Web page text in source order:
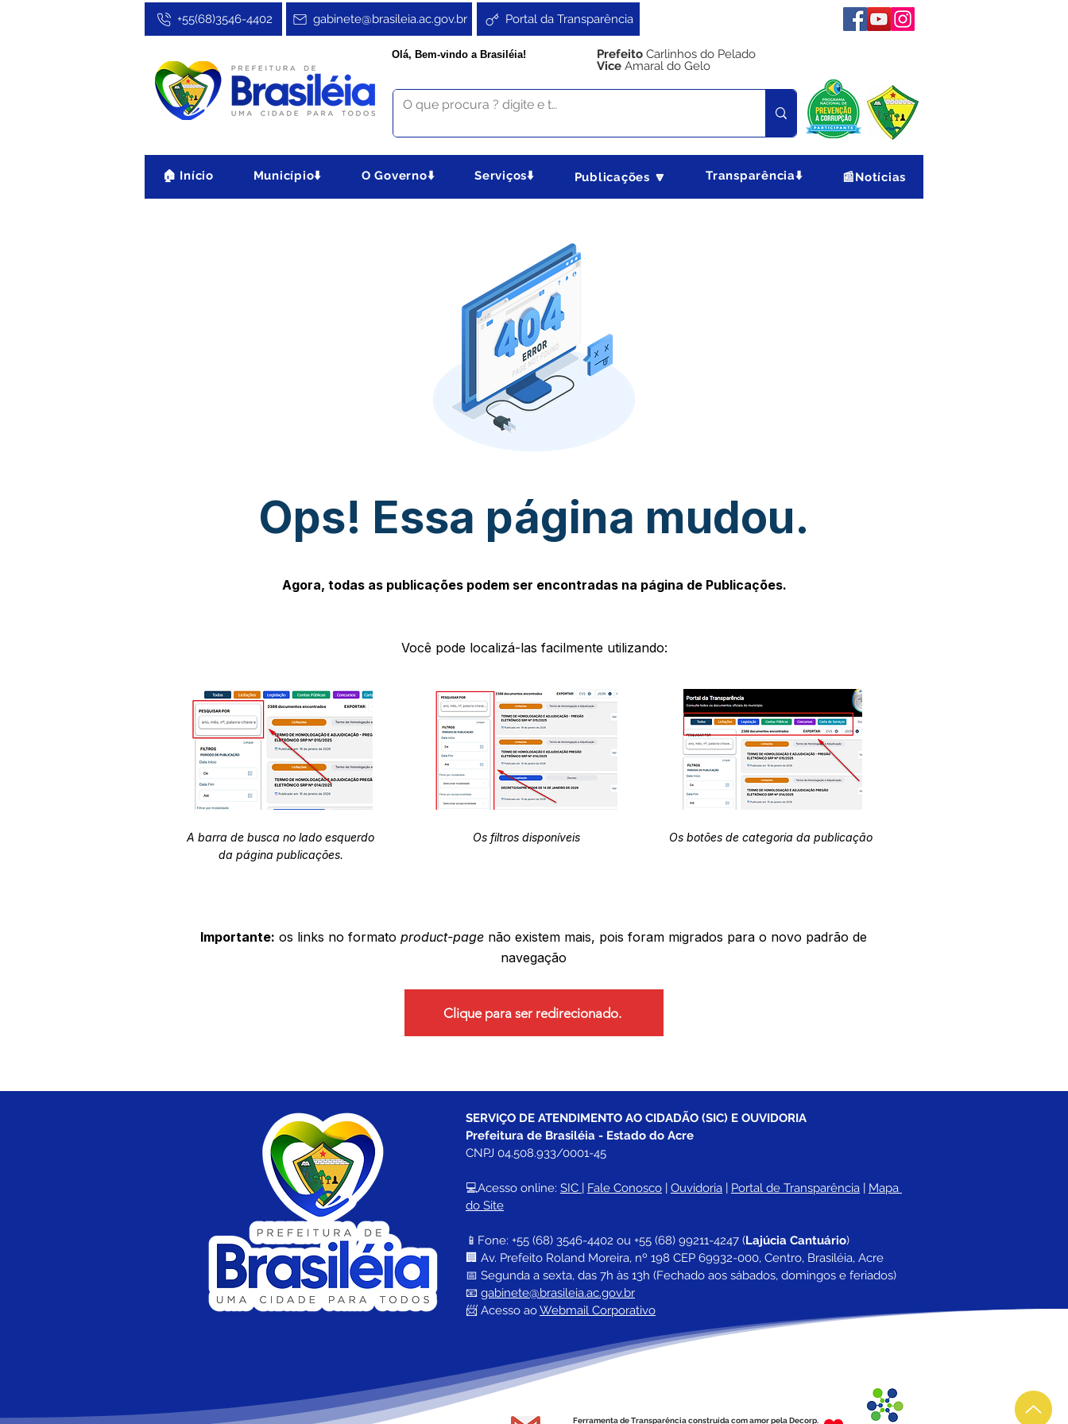
Portal da Transparência
gabinete@brasileia.ac.gov.br
+55(68)3546-4402
Olá, Bem-vindo a Brasiléia! Prefeito Carlinhos do Pelado
Vice Amaral do Gelo
🏠 Início Município⬇️ O Governo⬇️ Serviços⬇️ Publicações 🔽 Transparência⬇️ 📰Notícias
Ops! Essa página mudou.
Agora, todas as publicações podem ser encontradas na página de Publicações.
Você pode localizá-las facilmente utilizando:
A barra de busca no lado esquerdo
da página publicações.
Os filtros disponíveis Os botões de categoria da publicação
Importante: os links no formato product-page não existem mais, pois foram migrados para o novo padrão de
navegação
Clique para ser redirecionado.
SERVIÇO DE ATENDIMENTO AO CIDADÃO (SIC) E OUVIDORIA
Prefeitura de Brasiléia - Estado do Acre
CNPJ 04.508.933/0001-45
💻Acesso online: SIC | Fale Conosco | Ouvidoria | Portal de Transparência | Mapa
do Site
📱Fone: +55 (68) 3546-4402 ou +55 (68) 99211-4247 (Lajúcia Cantuário)
🏢 Av. Prefeito Roland Moreira, nº 198 CEP 69932-000, Centro, Brasiléia, Acre
📅 Segunda a sexta, das 7h às 13h (Fechado aos sábados, domingos e feriados)
📧 gabinete@brasileia.ac.gov.br
📨 Acesso ao Webmail Corporativo
Ferramenta de Transparência construída com amor pela Decorp.